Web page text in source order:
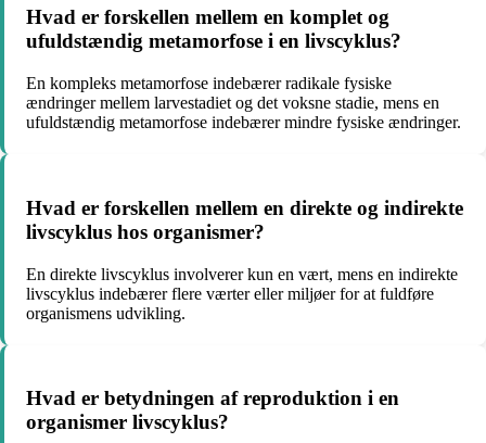
Hvad er forskellen mellem en komplet og
ufuldstændig metamorfose i en livscyklus?
En kompleks metamorfose indebærer radikale fysiske
ændringer mellem larvestadiet og det voksne stadie, mens en
ufuldstændig metamorfose indebærer mindre fysiske ændringer.
Hvad er forskellen mellem en direkte og indirekte
livscyklus hos organismer?
En direkte livscyklus involverer kun en vært, mens en indirekte
livscyklus indebærer flere værter eller miljøer for at fuldføre
organismens udvikling.
Hvad er betydningen af reproduktion i en
organismer livscyklus?